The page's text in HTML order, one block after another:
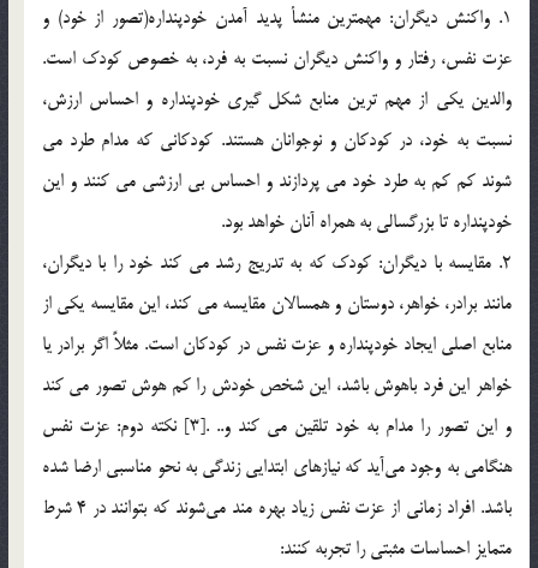
1. واكنش ديگران: مهمترين منشأ پديد آمدن خودپنداره(تصور از خود) و
عزت نفس، رفتار و واكنش ديگران نسبت به فرد، به خصوص كودك است.
والدين يكي از مهم ترين منابع شكل گيري خودپنداره و احساس ارزش،
نسبت به خود، در كودكان و نوجوانان هستند. كودكاني كه مدام طرد مي
شوند كم كم به طرد خود مي پردازند و احساس بي ارزشي مي كنند و اين
خودپنداره تا بزرگسالي به همراه آنان خواهد بود.
2. مقايسه با ديگران: كودك كه به تدريج رشد مي كند خود را با ديگران،
مانند برادر، خواهر، دوستان و همسالان مقايسه مي كند، اين مقايسه يكي از
منابع اصلي ايجاد خودپنداره و عزت نفس در كودكان است. مثلاً اگر برادر يا
خواهر اين فرد باهوش باشد، اين شخص خودش را كم هوش تصور مي كند
و اين تصور را مدام به خود تلقين مي كند و.. .[3] نكته دوم: عزت نفس
هنگامي به وجود مي‌آيد كه نيازهاي ابتدايي زندگي به نحو مناسبي ارضا شده
باشد. افراد زماني از عزت نفس زياد بهره مند مي‌شوند كه بتوانند در 4 شرط
متمايز احساسات مثبتي را تجربه كنند: